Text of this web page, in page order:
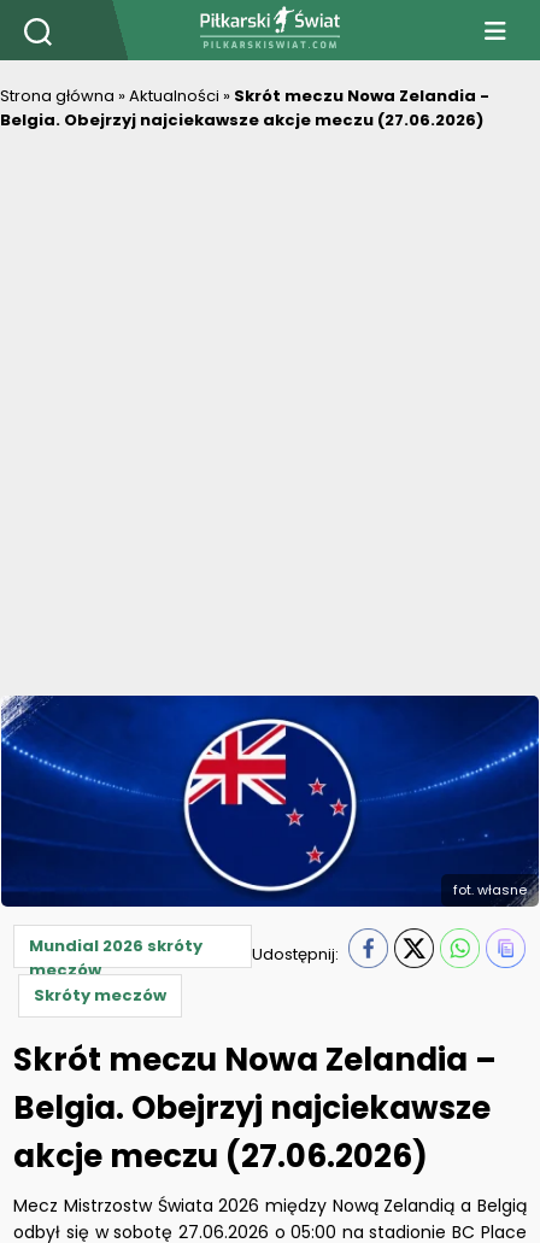
PiłkarskiSwiat.com
Strona główna »Aktualności » Skrót meczu Nowa Zelandia -
Belgia. Obejrzyj najciekawsze akcje meczu (27.06.2026)
fot. własne
Mundial 2026 skróty
meczów
Skróty meczów
Udostępnij:
Skrót meczu Nowa Zelandia –
Belgia. Obejrzyj najciekawsze
akcje meczu (27.06.2026)
Mecz Mistrzostw Świata 2026 między Nową Zelandią a Belgią
odbył się w sobotę 27.06.2026 o 05:00 na stadionie BC Place